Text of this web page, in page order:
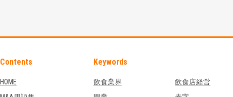
Contents
HOME
Keywords
飲食業界
飲食店経営